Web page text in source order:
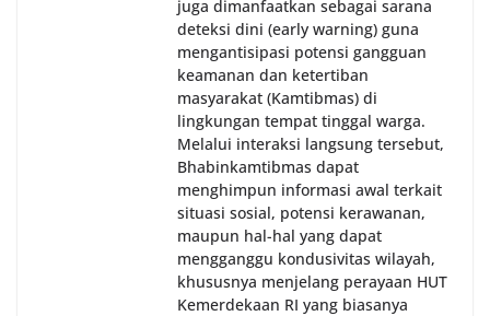
juga dimanfaatkan sebagai sarana
deteksi dini (early warning) guna
mengantisipasi potensi gangguan
keamanan dan ketertiban
masyarakat (Kamtibmas) di
lingkungan tempat tinggal warga.
Melalui interaksi langsung tersebut,
Bhabinkamtibmas dapat
menghimpun informasi awal terkait
situasi sosial, potensi kerawanan,
maupun hal-hal yang dapat
mengganggu kondusivitas wilayah,
khususnya menjelang perayaan HUT
Kemerdekaan RI yang biasanya